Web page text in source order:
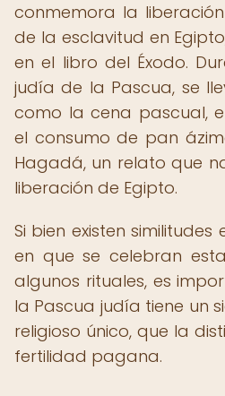
conmemora la
de la esclavitud en
en el libro del Éxodo.
judía de la Pascua, se
como la cena pascual,
el consumo de pan
Hagadá, un relato que
liberación de Egipto.
Si bien existen
en que se celebran
algunos rituales, es
la Pascua judía tiene un
religioso único, que la
fertilidad pagana.